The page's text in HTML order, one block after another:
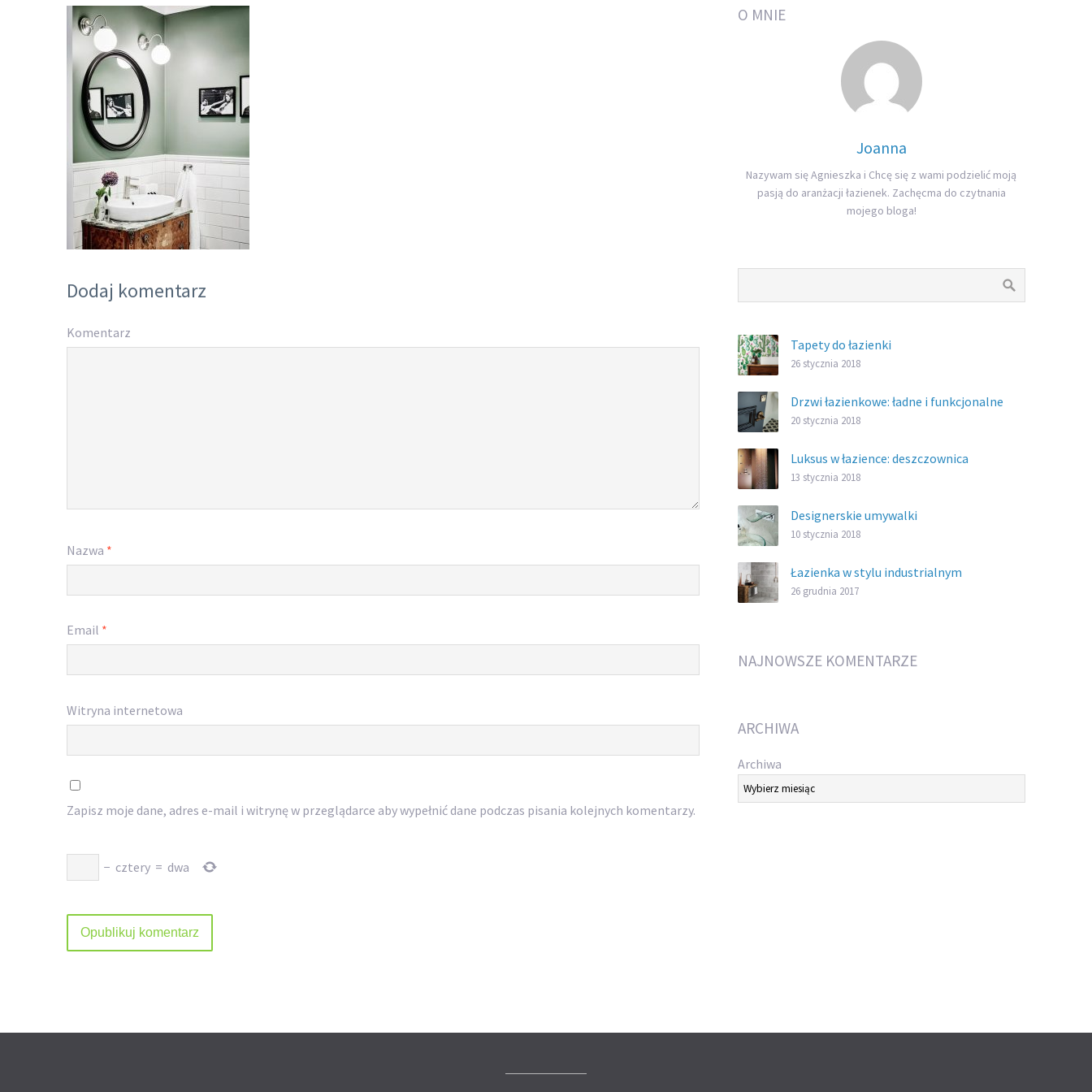
Dodaj komentarz
Komentarz
Nazwa *
Email *
Witryna internetowa
Zapisz moje dane, adres e-mail i witrynę w przeglądarce aby wypełnić dane podczas pisania kolejnych komentarzy.
− cztery = dwa
O MNIE
Joanna
Nazywam się Agnieszka i Chcę się z wami podzielić moją
pasją do aranżacji łazienek. Zachęcma do czytnania
mojego bloga!
Tapety do łazienki
26 stycznia 2018
Drzwi łazienkowe: ładne i funkcjonalne
20 stycznia 2018
Luksus w łazience: deszczownica
13 stycznia 2018
Designerskie umywalki
10 stycznia 2018
Łazienka w stylu industrialnym
26 grudnia 2017
NAJNOWSZE KOMENTARZE
ARCHIWA
Archiwa